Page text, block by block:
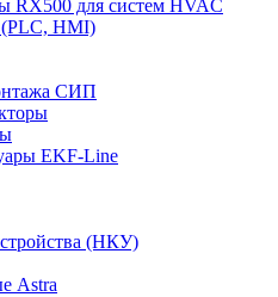
RX500 для систем HVAC
(PLC, HMI)
СИП
EKF-Line
(НКУ)
Astra